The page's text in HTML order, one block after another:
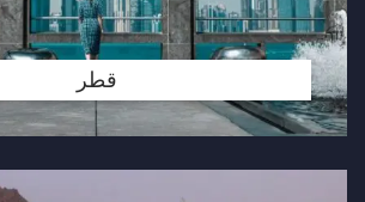
قطر